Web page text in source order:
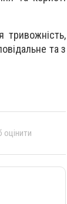
та з
оцінити